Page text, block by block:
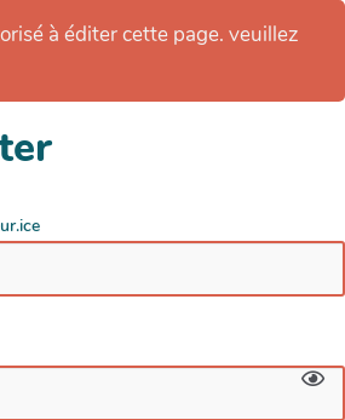
à éditer cette page. veuillez